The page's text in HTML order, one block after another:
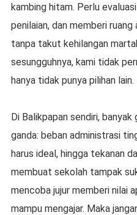
kambing hitam. Perlu
penilaian, dan memberi
tanpa takut kehilangan
sesungguhnya, kami tidak
hanya tidak punya pilihan lain.
Di Balikpapan sendiri,
ganda: beban administrasi
harus ideal, hingga tekanan
membuat sekolah tampak
mencoba jujur memberi nilai
mampu mengajar. Maka